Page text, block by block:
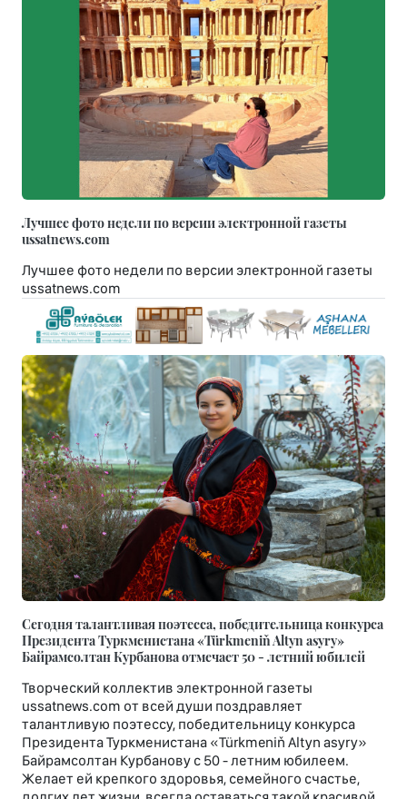
Лучшее фото недели по версии электронной газеты
ussatnews.com
Лучшее фото недели по версии электронной газеты
ussatnews.com
Сегодня талантливая поэтесса, победительница конкурса
Президента Туркменистана «Türkmeniň Altyn asyry»
Байрамсолтан Курбанова отмечает 50 - летний юбилей
Творческий коллектив электронной газеты
ussatnews.com от всей души поздравляет
талантливую поэтессу, победительницу конкурса
Президента Туркменистана «Türkmeniň Altyn asyry»
Байрамсолтан Курбанову с 50 - летним юбилеем.
Желает ей крепкого здоровья, семейного счастье,